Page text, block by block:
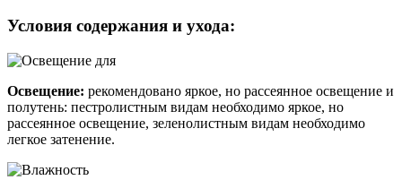
Условия содержания и ухода:
Освещение: рекомендовано яркое, но рассеянное освещение и
полутень: пестролистным видам необходимо яркое, но
рассеянное освещение, зеленолистным видам необходимо
легкое затенение.